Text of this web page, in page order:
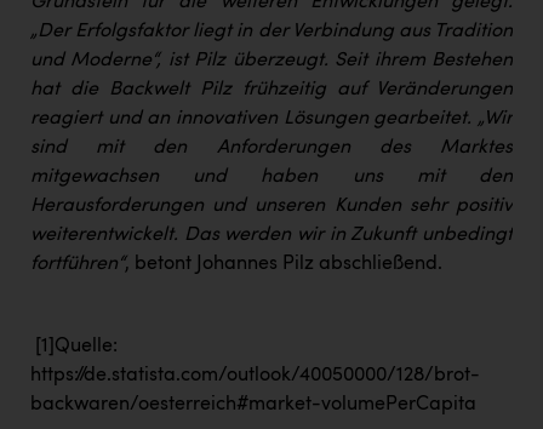
„Der Erfolgsfaktor liegt in der Verbindung aus Tradition
und Moderne“, ist Pilz überzeugt. Seit ihrem Bestehen
hat die Backwelt Pilz frühzeitig auf Veränderungen
reagiert und an innovativen Lösungen gearbeitet. „Wir
sind mit den Anforderungen des Marktes
mitgewachsen und haben uns mit den
Herausforderungen und unseren Kunden sehr positiv
weiterentwickelt. Das werden wir in Zukunft unbedingt
fortführen“, betont Johannes Pilz abschließend.
[1] Quelle:
https://de.statista.com/outlook/40050000/128/brot-
backwaren/oesterreich#market-volumePerCapita